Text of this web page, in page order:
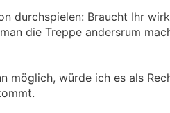
durchspielen: Braucht Ihr
die Treppe andersrum
möglich, würde ich es als